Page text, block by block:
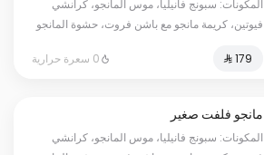
المكونات: سبونج فانيليا، موس المانجو، كرانشي
فيوتين، كريمة مانجو مع باشن فروت، حشوة المانجو
تكفي من ١٠ إلى ١٢ شخص.
0 سعرة حرارية
مانجو فلفت صغير
المكونات: سبونج فانيليا، موس المانجو، كرانشي